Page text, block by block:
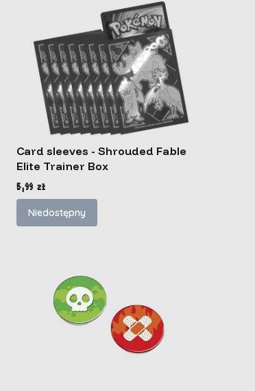
Card sleeves - Shrouded Fable
Elite Trainer Box
Cena
5,99 zł
Niedostępny